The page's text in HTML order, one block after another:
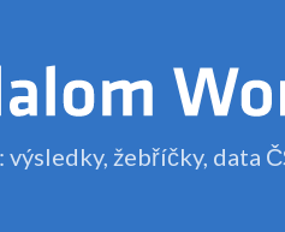
žebříčky, data